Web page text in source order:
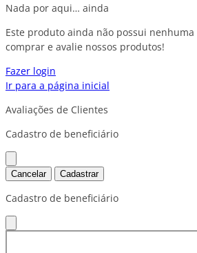
Nada por aqui… ainda
Este produto ainda não possui nenhuma
comprar e avalie nossos produtos!
Fazer login
Ir para a página inicial
Avaliações de Clientes
Cadastro de beneficiário
Cancelar Cadastrar
Cadastro de beneficiário